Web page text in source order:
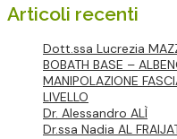
Articoli recenti
Dott.ssa Lucrezia
BOBATH BASE –
MANIPOLAZIONE
LIVELLO
Dr. Alessandro ALÌ
Dr.ssa Nadia AL